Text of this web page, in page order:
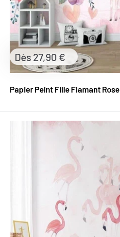
Papier Peint Fille Flamant Rose
Prix
réduit
Dès 27,90 €